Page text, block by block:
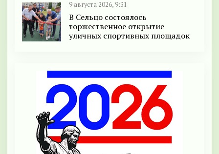
9 августа 2026, 9:31
В Сельцо состоялось
торжественное открытие
уличных спортивных площадок